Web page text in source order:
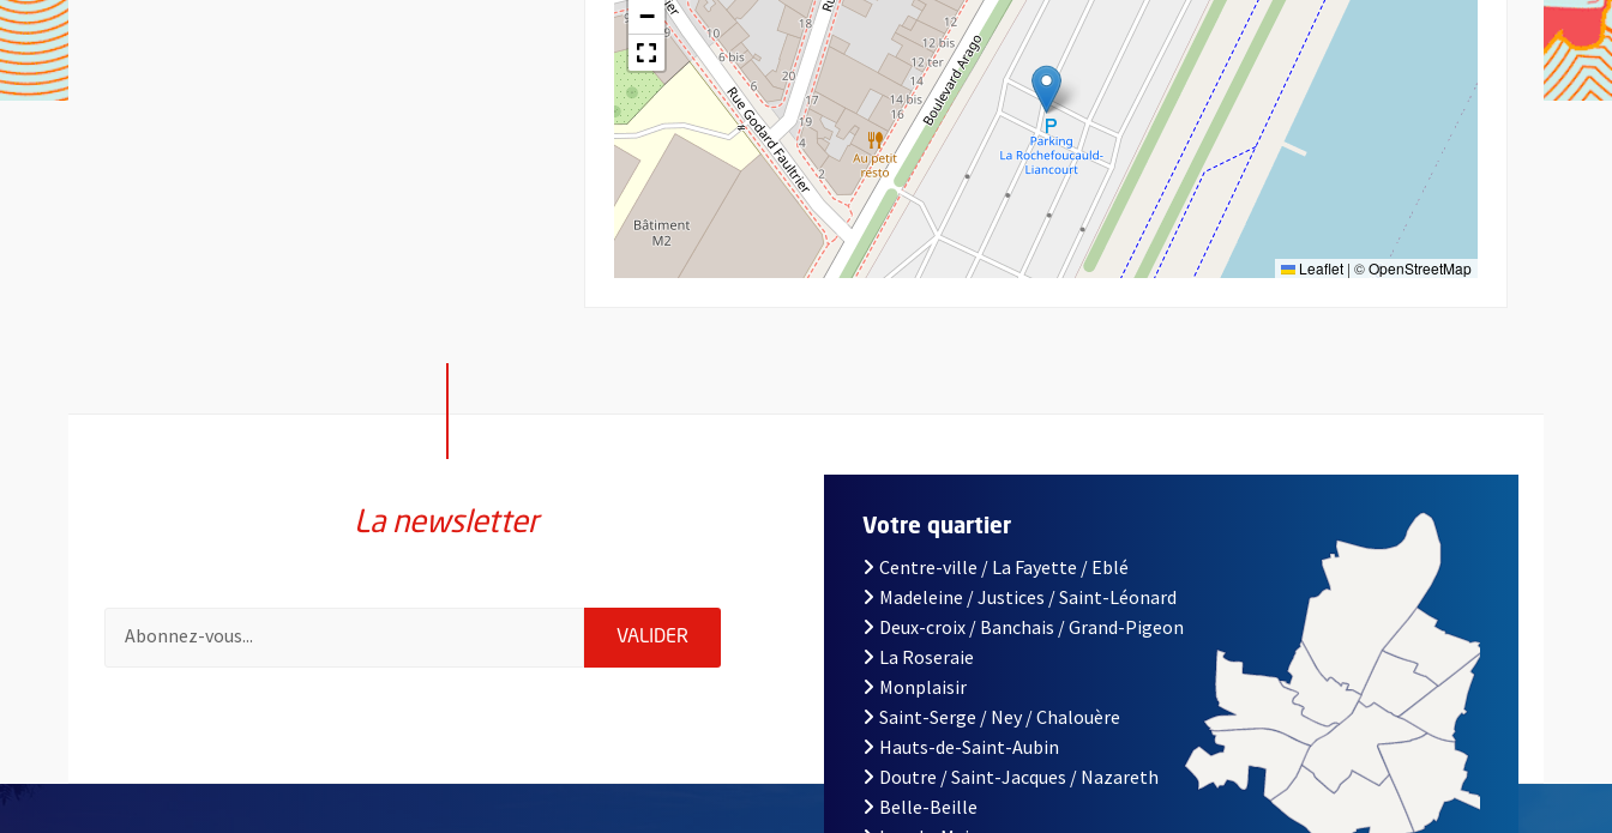
−
Leaflet | ©OpenStreetMap
La newsletter
Pour vous inscrire à la lettre d'information de la ville d'Angers, indiquez votre email (champ obligatoire)
VALIDERENVOYER MA DEMANDE D'INSCRIPTION À LA LETTRE D'INFORMATION DE LA VILLE D'ANGERS
Votre quartier
Centre-ville / La Fayette / Eblé
Madeleine / Justices / Saint-Léonard
Deux-croix / Banchais / Grand-Pigeon
La Roseraie
Monplaisir
Saint-Serge / Ney / Chalouère
Hauts-de-Saint-Aubin
Doutre / Saint-Jacques / Nazareth
Belle-Beille